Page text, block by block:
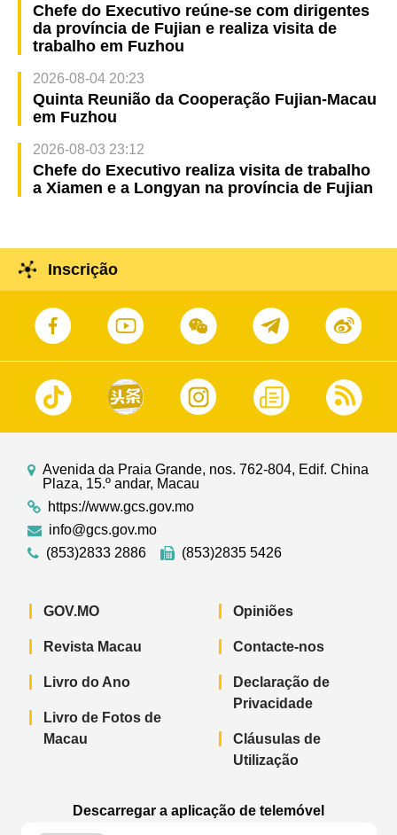
Chefe do Executivo reúne-se com dirigentes
da província de Fujian e realiza visita de
trabalho em Fuzhou
2026-08-04 20:23
Quinta Reunião da Cooperação Fujian-Macau
em Fuzhou
2026-08-03 23:12
Chefe do Executivo realiza visita de trabalho
a Xiamen e a Longyan na província de Fujian
Inscrição
Avenida da Praia Grande, nos. 762-804, Edif. China
Plaza, 15.º andar, Macau
https://www.gcs.gov.mo
info@gcs.gov.mo
(853)2833 2886
(853)2835 5426
GOV.MO
Revista Macau
Livro do Ano
Livro de Fotos de
Macau
Opiniões
Contacte-nos
Declaração de
Privacidade
Cláusulas de
Utilização
Descarregar a aplicação de telemóvel